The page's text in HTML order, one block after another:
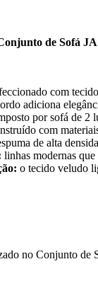
de Sofá
com
adiciona
por sofá de 2
com
de alta
linhas modernas
o tecido veludo
no Conjunto de